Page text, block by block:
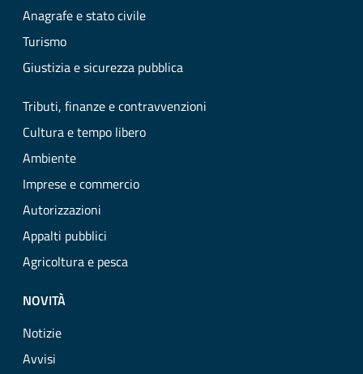
Anagrafe e stato civile
Turismo
Giustizia e sicurezza pubblica
Tributi, finanze e contravvenzioni
Cultura e tempo libero
Ambiente
Imprese e commercio
Autorizzazioni
Appalti pubblici
Agricoltura e pesca
NOVITÀ
Notizie
Avvisi